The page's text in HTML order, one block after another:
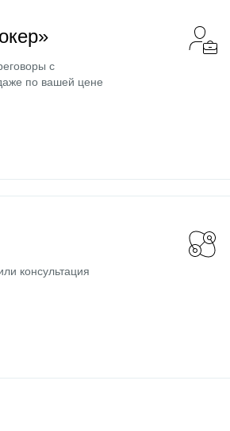
с
по вашей цене
консультация